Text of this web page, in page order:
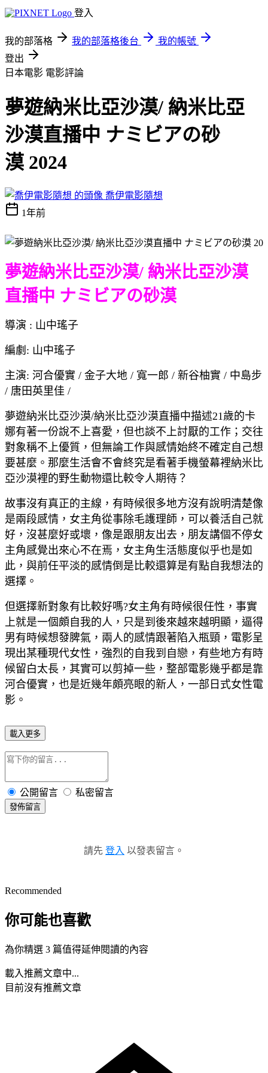
登入
我的部落格 我的部落格後台
我的帳號
登出
日本電影 電影評論
夢遊納米比亞沙漠/ 納米比亞
沙漠直播中 ナミビアの砂
漠 2024
喬伊電影隨想
1年前
夢遊納米比亞沙漠/ 納米比亞沙漠
直播中 ナミビアの砂漠
導演 : 山中瑤子
編劇: 山中瑤子
主演: 河合優實 / 金子大地 / 寬一郎 / 新谷柚實 / 中島步
/ 唐田英里佳 /
夢遊納米比亞沙漠/納米比亞沙漠直播中描述21歲的卡
娜有著一份說不上喜愛，但也談不上討厭的工作；交往
對象稱不上優質，但無論工作與感情始終不確定自己想
要甚麼。那麼生活會不會終究是看著手機螢幕裡納米比
亞沙漠裡的野生動物還比較令人期待？
故事沒有真正的主線，有時候很多地方沒有說明清楚像
是兩段感情，女主角從事除毛護理師，可以養活自己就
好，沒甚麼好或壞，像是跟朋友出去，朋友講個不停女
主角感覺出來心不在焉，女主角生活態度似乎也是如
此，與前任平淡的感情倒是比較還算是有點自我想法的
選擇。
但選擇新對象有比較好嗎?女主角有時候很任性，事實
上就是一個頗自我的人，只是到後來越來越明顯，逼得
男有時候想發脾氣，兩人的感情跟著陷入瓶頸，電影呈
現出某種現代女性，強烈的自我到自戀，有些地方有時
候留白太長，其實可以剪掉一些，整部電影幾乎都是靠
河合優實，也是近幾年頗亮眼的新人，一部日式女性電
影。
載入更多
公開留言 私密留言
發佈留言
請先 登入 以發表留言。
Recommended
你可能也喜歡
為你精選 3 篇值得延伸閱讀的內容
載入推薦文章中...
目前沒有推薦文章